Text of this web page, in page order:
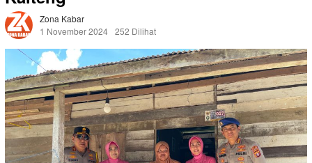
Zona Kabar
1 November 2024 252 Dilihat